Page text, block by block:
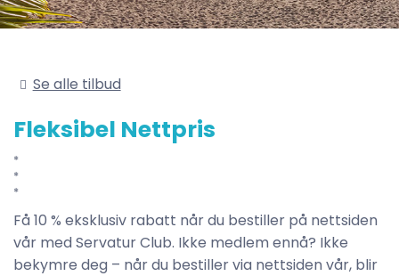
Se alle tilbud
Fleksibel Nettpris
Få 10 % eksklusiv rabatt når du bestiller på nettsiden
vår med Servatur Club. Ikke medlem ennå? Ikke
bekymre deg – når du bestiller via nettsiden vår, blir